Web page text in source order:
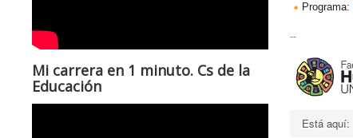
Mi carrera en 1 minuto. Cs de la
Educación
Programa:
--
Está aquí: